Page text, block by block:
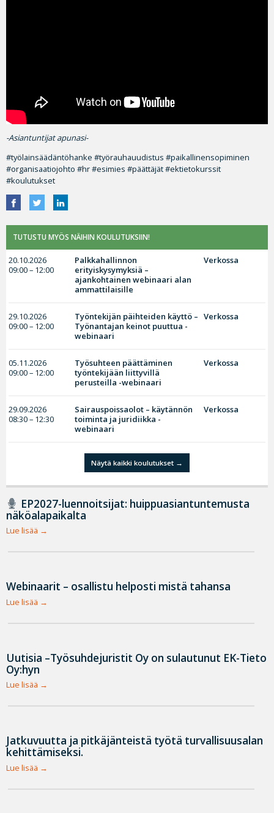
-Asiantuntijat apunasi-
#työlainsäädäntöhanke #työrauhauudistus #paikallinensopiminen
#organisaatiojohto #hr #esimies #päättäjät #ektietokurssit
#koulutukset
TUTUSTU MYÖS NÄIHIN KOULUTUKSIIN!
20.10.2026
09:00 – 12:00
Palkkahallinnon
erityiskysymyksiä –
ajankohtainen webinaari alan
ammattilaisille
Verkossa
29.10.2026
09:00 – 12:00
Työntekijän päihteiden käyttö –
Työnantajan keinot puuttua -
webinaari
Verkossa
05.11.2026
09:00 – 12:00
Työsuhteen päättäminen
työntekijään liittyvillä
perusteilla -webinaari
Verkossa
29.09.2026
08:30 – 12:30
Sairauspoissaolot – käytännön
toiminta ja juridiikka -
webinaari
Verkossa
Näytä kaikki koulutukset
EP2027-luennoitsijat: huippuasiantuntemusta
näköalapaikalta
Lue lisää
Webinaarit – osallistu helposti mistä tahansa
Lue lisää
Uutisia –Työsuhdejuristit Oy on sulautunut EK-Tieto
Oy:hyn
Lue lisää
Jatkuvuutta ja pitkäjänteistä työtä turvallisuusalan
kehittämiseksi.
Lue lisää